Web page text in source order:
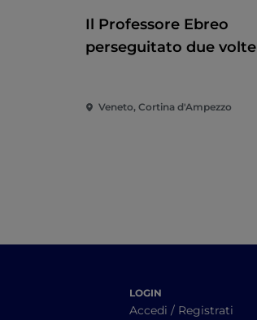
Il Professore Ebreo
perseguitato due volte
Veneto, Cortina d'Ampezzo
LOGIN
Accedi / Registrati